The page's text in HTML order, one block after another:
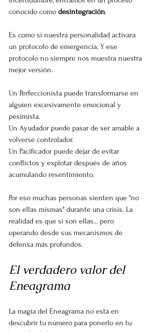
conocido como desintegración.
Es como si nuestra personalidad activara
un protocolo de emergencia. Y ese
protocolo no siempre nos muestra nuestra
mejor versión.
Un Perfeccionista puede transformarse en
alguien excesivamente emocional y
pesimista.
Un Ayudador puede pasar de ser amable a
volverse controlador.
Un Pacificador puede dejar de evitar
conflictos y explotar después de años
acumulando resentimiento.
Por eso muchas personas sienten que "no
son ellas mismas" durante una crisis. La
realidad es que sí son ellas... pero
operando desde sus mecanismos de
defensa más profundos.
El verdadero valor del
Eneagrama
La magia del Eneagrama no está en
descubrir tu número para ponerlo en tu